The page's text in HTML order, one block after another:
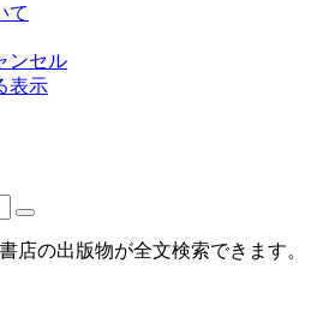
て
ンセル
表示
店の出版物が全文検索できます。